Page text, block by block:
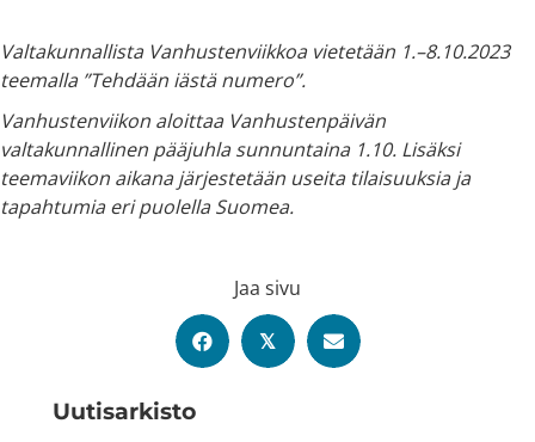
Uutis­arkisto
Valtakunnallista Vanhustenviikkoa vietetään 1.–8.10.2023
teemalla ”Tehdään iästä numero”.
Vanhustenviikon aloittaa Vanhustenpäivän
valtakunnallinen pääjuhla sunnuntaina 1.10. Lisäksi
teemaviikon aikana järjestetään useita tilaisuuksia ja
tapahtumia eri puolella Suomea.
Jaa sivu
𝕏